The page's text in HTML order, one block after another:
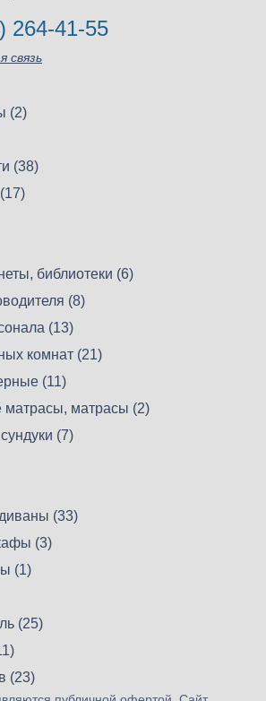
264-41-55
связь
(2)
(38)
библиотеки (6)
(8)
(13)
комнат (21)
(11)
матрасы, матрасы (2)
(7)
(33)
(3)
(1)
(25)
(23)